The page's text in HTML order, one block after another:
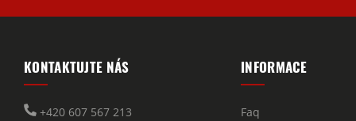
KONTAKTUJTE NÁS
+420 607 567 213
INFORMACE
Faq